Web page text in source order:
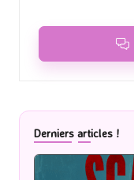
Derniers articles !